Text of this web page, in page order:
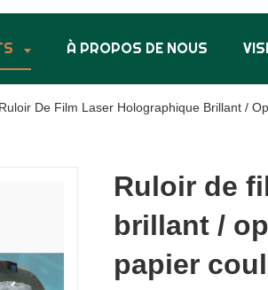
À PROPOS DE NOUS
Ruloir De Film Laser Holographique Brillant /
Ruloir de
brillant /
papier
Ruloir de
brillant /
papier